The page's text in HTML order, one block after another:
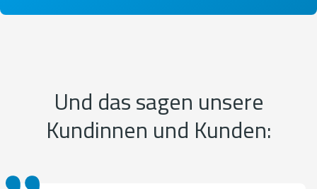
Und das sagen unsere
Kundinnen und Kunden: